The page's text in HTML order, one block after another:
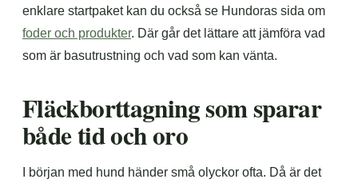
enklare startpaket kan du också se Hundoras sida om
foder och produkter. Där går det lättare att jämföra vad
som är basutrustning och vad som kan vänta.
Fläckborttagning som sparar
både tid och oro
I början med hund händer små olyckor ofta. Då är det